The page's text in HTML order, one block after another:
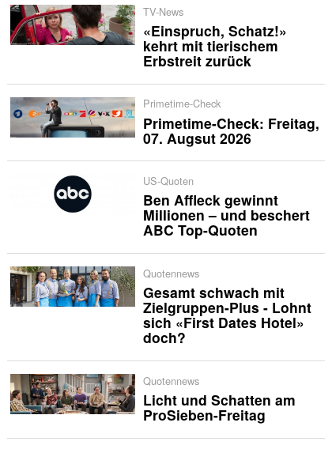
TV-News
«Einspruch, Schatz!»
kehrt mit tierischem
Erbstreit zurück
Primetime-Check
Primetime-Check: Freitag,
07. Augsut 2026
US-Quoten
Ben Affleck gewinnt
Millionen – und beschert
ABC Top-Quoten
Quotennews
Gesamt schwach mit
Zielgruppen-Plus - Lohnt
sich «First Dates Hotel»
doch?
Quotennews
Licht und Schatten am
ProSieben-Freitag